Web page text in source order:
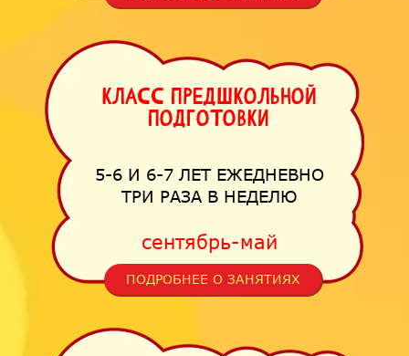
Класс предшкольной
подготовки
5-6 И 6-7 ЛЕТ ЕЖЕДНЕВНО
ТРИ РАЗА В НЕДЕЛЮ
сентябрь-май
ПОДРОБНЕЕ О ЗАНЯТИЯХ